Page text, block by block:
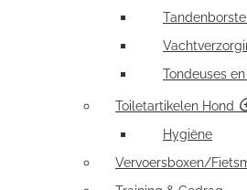
Tondeuses
Toiletartikelen Hond
Hygiëne
Vervoersboxen/